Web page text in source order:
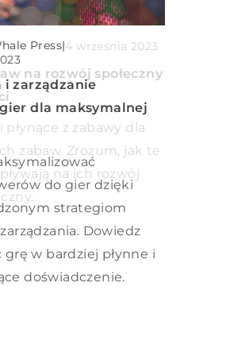
Press|11 marca 2024
platformę dla
przegląd
przegląd opcji
właścicieli sklepów
wybrać najbardziej
handlową dla
Press|
zarządzanie
dla maksymalnej
do gier dzięki
strategiom
Dowiedz
grę w bardziej płynne i
doświadczenie.
Press|4 września 2023
na rozwój społeczny
płynące z zabawy dla
zabaw. Zrozum, jak te
na ich rozwój